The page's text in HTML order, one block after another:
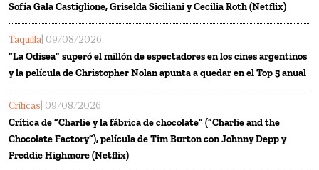
Sofía Gala Castiglione, Griselda Siciliani y Cecilia Roth (Netflix)
Taquilla | 09/08/2026
“La Odisea” superó el millón de espectadores en los cines argentinos
y la película de Christopher Nolan apunta a quedar en el Top 5 anual
Críticas | 09/08/2026
Crítica de “Charlie y la fábrica de chocolate” (“Charlie and the
Chocolate Factory”), película de Tim Burton con Johnny Depp y
Freddie Highmore (Netflix)